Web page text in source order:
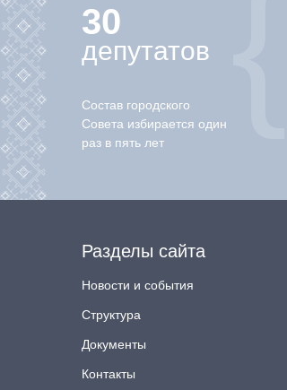
30
депутатов
Состав городского
Совета избирается один
раз в пять лет
Разделы сайта
Новости и события
Структура
Документы
Контакты